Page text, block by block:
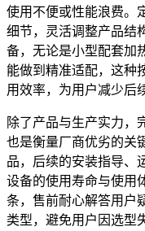
使用不便或性能浪费。
细节，灵活调整产品结
备，无论是小型配套加
能做到精准适配，这种
用效率，为用户减少后
除了产品与生产实力，
也是衡量厂商优劣的关
品，后续的安装指导、
设备的使用寿命与使用
条，售前耐心解答用户
类型，避免用户因选型